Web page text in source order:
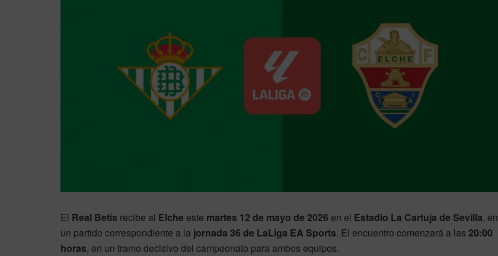
El Real Betis recibe al Elche este martes 12 de mayo de 2026 en el Estadio La Cartuja de Sevilla, en
un partido correspondiente a la jornada 36 de LaLiga EA Sports. El encuentro comenzará a las 20:00
horas, en un tramo decisivo del campeonato para ambos equipos.